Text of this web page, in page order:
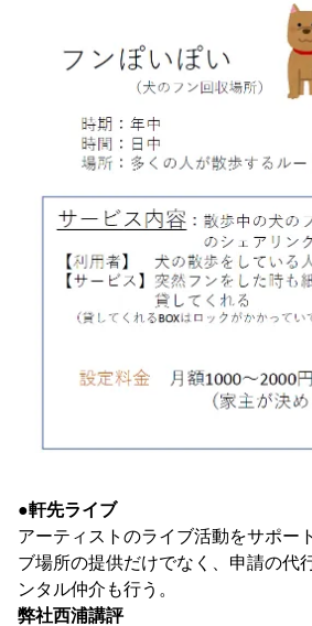
●軒先ライブ
アーティストのライブ活動をサポー
ブ場所の提供だけでなく、申請の代
ンタル仲介も行う。
弊社西浦講評